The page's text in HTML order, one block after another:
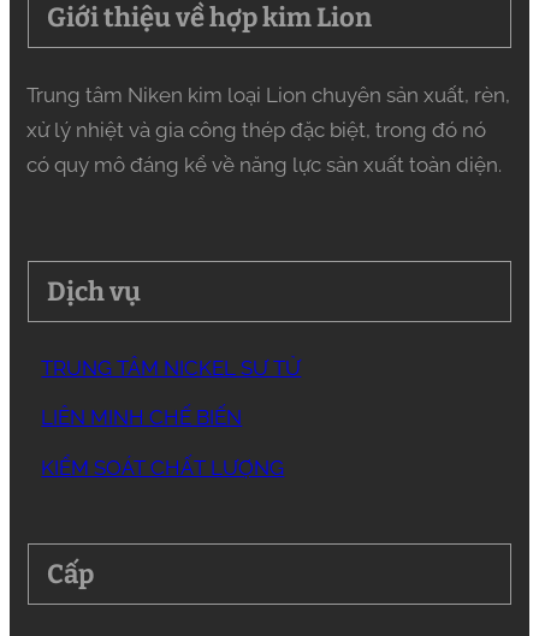
Giới thiệu về hợp kim Lion
Trung tâm Niken kim loại Lion chuyên sản xuất, rèn,
xử lý nhiệt và gia công thép đặc biệt, trong đó nó
có quy mô đáng kể về năng lực sản xuất toàn diện.
Dịch vụ
TRUNG TÂM NICKEL SƯ TỬ
LIÊN MINH CHẾ BIẾN
KIỂM SOÁT CHẤT LƯỢNG
Cấp